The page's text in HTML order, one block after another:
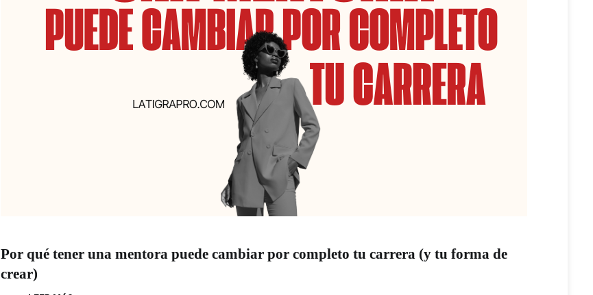
Por qué tener una mentora puede cambiar por completo tu carrera (y tu forma de
crear)